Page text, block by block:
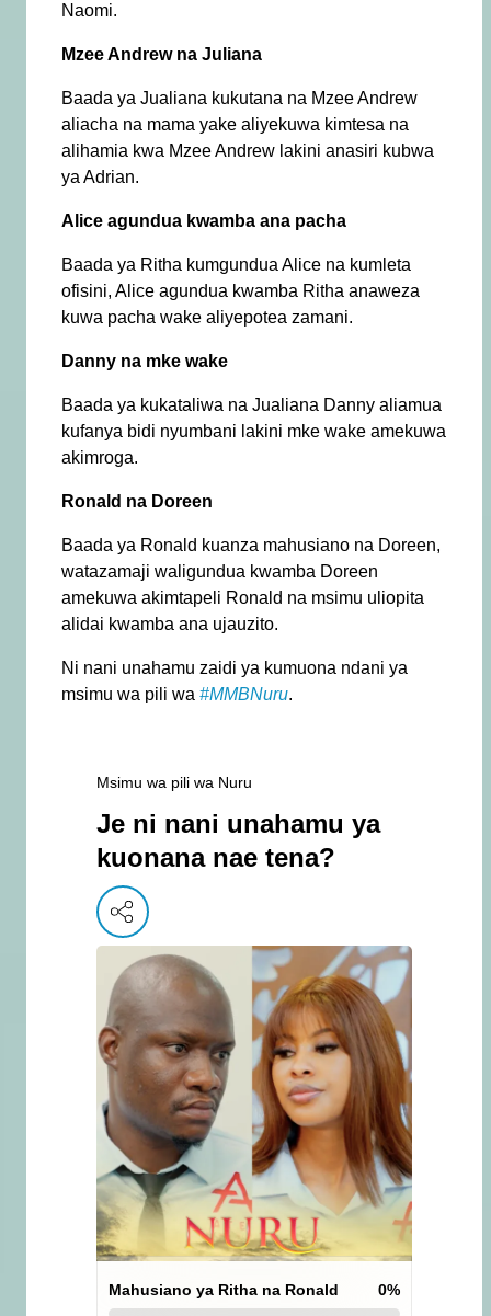
Naomi.
Mzee Andrew na Juliana
Baada ya Jualiana kukutana na Mzee Andrew
aliacha na mama yake aliyekuwa kimtesa na
alihamia kwa Mzee Andrew lakini anasiri kubwa
ya Adrian.
Alice agundua kwamba ana pacha
Baada ya Ritha kumgundua Alice na kumleta
ofisini, Alice agundua kwamba Ritha anaweza
kuwa pacha wake aliyepotea zamani.
Danny na mke wake
Baada ya kukataliwa na Jualiana Danny aliamua
kufanya bidi nyumbani lakini mke wake amekuwa
akimroga.
Ronald na Doreen
Baada ya Ronald kuanza mahusiano na Doreen,
watazamaji waligundua kwamba Doreen
amekuwa akimtapeli Ronald na msimu uliopita
alidai kwamba ana ujauzito.
Ni nani unahamu zaidi ya kumuona ndani ya
msimu wa pili wa #MMBNuru.
Msimu wa pili wa Nuru
Je ni nani unahamu ya
kuonana nae tena?
Mahusiano ya Ritha na Ronald 0%